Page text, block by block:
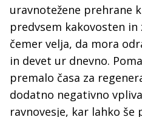
uravnotežene prehrane
predvsem kakovosten
čemer velja, da mora
in devet ur dnevno.
premalo časa za
dodatno negativno
ravnovesje, kar lahko